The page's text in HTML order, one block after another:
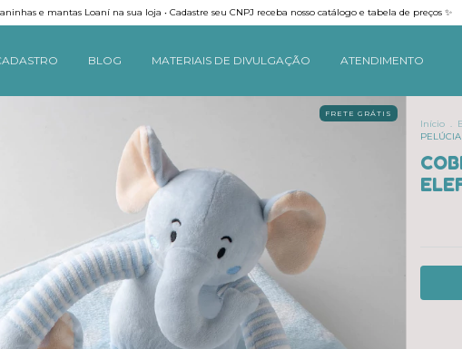
e mantas Loaní na sua loja • Cadastre seu CNPJ receba nosso catálogo e tabela de preços ✨
BLOG MATERIAIS DE DIVULGAÇÃO ATENDIMENTO
FRETE GRÁTIS
Início .